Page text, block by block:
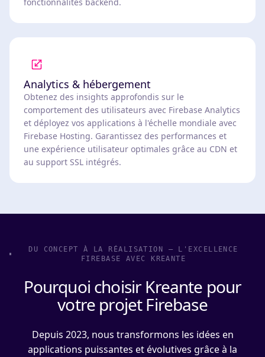
Analytics & hébergement
Obtenez des insights approfondis sur le
comportement des utilisateurs avec Firebase Analytics
et déployez vos applications à l'échelle mondiale avec
Firebase Hosting. Garantissez des performances et
une expérience utilisateur optimales grâce au CDN et
au support SSL intégrés.
DU CONCEPT À LA RÉALISATION – L'EXCELLENCE
FIREBASE AVEC KREANTE
Pourquoi choisir Kreante pour
votre projet Firebase
Depuis 2023, nous transformons les idées en
applications puissantes et évolutives grâce à la